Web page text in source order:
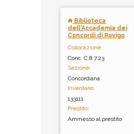
Biblioteca
dell'Accademia dei
Concordi di Rovigo
Collocazione:
Conc. C.8.7.23
Sezione:
Concordiana
Inventario:
133111
Prestito:
Ammesso al prestito